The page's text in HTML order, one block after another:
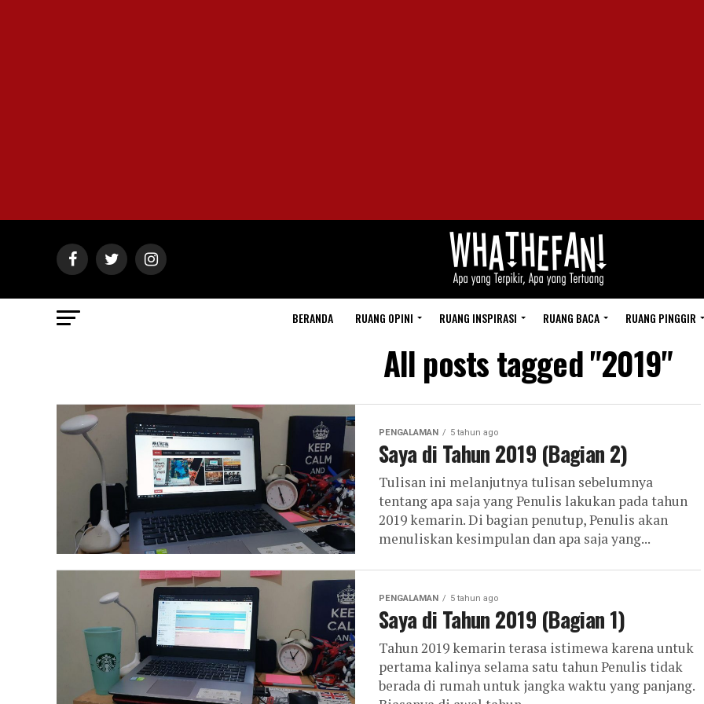
BERANDA RUANG OPINI RUANG INSPIRASI RUANG BACA RUANG PINGGIR
All posts tagged "2019"
PENGALAMAN 5 tahun ago
Saya di Tahun 2019 (Bagian 2)
Tulisan ini melanjutnya tulisan sebelumnya
tentang apa saja yang Penulis lakukan pada tahun
2019 kemarin. Di bagian penutup, Penulis akan
menuliskan kesimpulan dan apa saja yang...
PENGALAMAN 5 tahun ago
Saya di Tahun 2019 (Bagian 1)
Tahun 2019 kemarin terasa istimewa karena untuk
pertama kalinya selama satu tahun Penulis tidak
berada di rumah untuk jangka waktu yang panjang.